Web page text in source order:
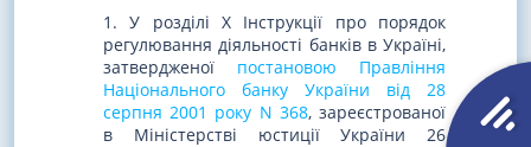
1. У розділі X Інструкції про порядок
регулювання діяльності банків в Україні,
затвердженої постановою Правління
Національного банку України від 28
серпня 2001 року N 368, зареєстрованої
в Міністерстві юстиції України 26